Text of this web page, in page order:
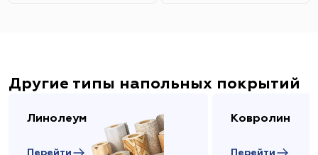
Другие типы напольных покрытий
Линолеум
Перейти
Ковролин
Перейти